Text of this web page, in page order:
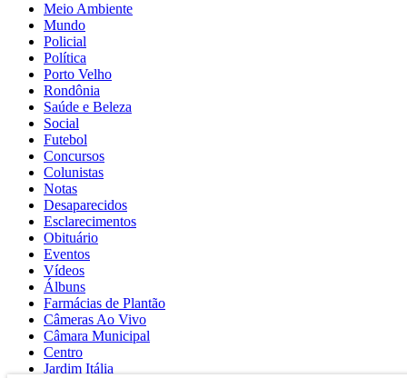
Meio Ambiente
Mundo
Policial
Política
Porto Velho
Rondônia
Saúde e Beleza
Social
Futebol
Concursos
Colunistas
Notas
Desaparecidos
Esclarecimentos
Obituário
Eventos
Vídeos
Álbuns
Farmácias de Plantão
Câmeras Ao Vivo
Câmara Municipal
Centro
Jardim Itália